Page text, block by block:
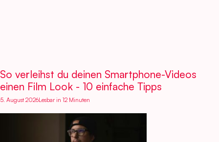
So verleihst du deinen Smartphone-Videos
einen Film Look - 10 einfache Tipps
5. August 2026Lesbar in 12 Minuten